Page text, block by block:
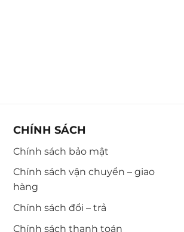
CHÍNH SÁCH
Chính sách bảo mật
Chính sách vận chuyển – giao
hàng
Chính sách đổi – trả
Chính sách thanh toán